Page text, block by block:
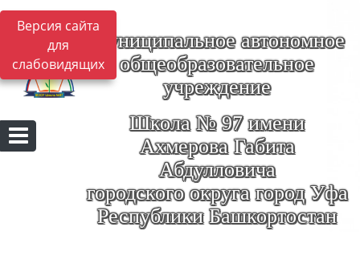
Версия сайта
для
слабовидящих
Муниципальное автономное
общеобразовательное
учреждение
Школа № 97 имени
Ахмерова Габита
Абдулловича
городского округа город Уфа
Республики Башкортостан